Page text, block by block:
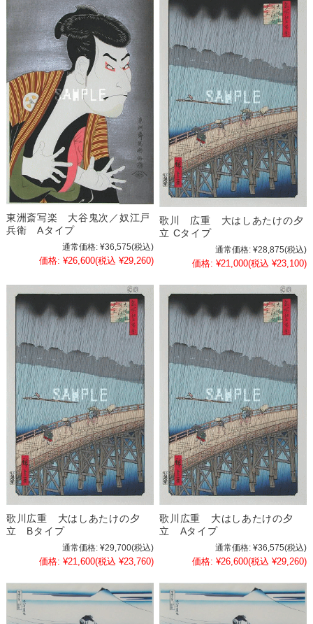
東洲斎写楽 大谷鬼次／奴江戸
兵衛 Aタイプ
通常価格: ¥36,575(税込)
価格: ¥26,600(税込 ¥29,260)
歌川 広重 大はしあたけの夕
立 Cタイプ
通常価格: ¥28,875(税込)
価格: ¥21,000(税込 ¥23,100)
歌川広重 大はしあたけの夕
立 Bタイプ
通常価格: ¥29,700(税込)
価格: ¥21,600(税込 ¥23,760)
歌川広重 大はしあたけの夕
立 Aタイプ
通常価格: ¥36,575(税込)
価格: ¥26,600(税込 ¥29,260)